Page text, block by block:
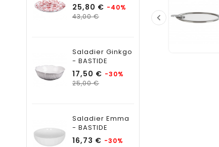
25,80 € Prix
-40%
43,00 €Prix
Saladier Ginkgo
- BASTIDE
17,50 € Prix
-30%
25,00 €Prix
Saladier Emma
- BASTIDE
16,73 € Prix
-30%
